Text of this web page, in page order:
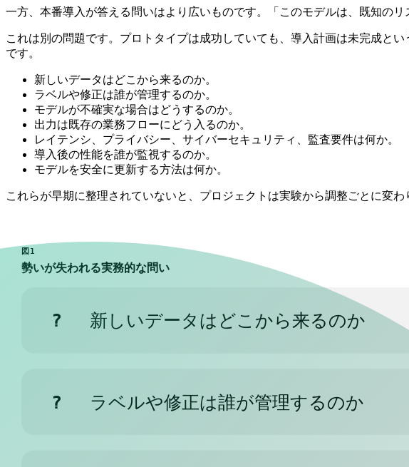
一方、本番導入が答える問いはより広いものです。「このモデルは、既知の
これは別の問題です。プロトタイプは成功していても、導入計画は未完成と
です。
新しいデータはどこから来るのか。
ラベルや修正は誰が管理するのか。
モデルが不確実な場合はどうするのか。
出力は既存の業務フローにどう入るのか。
レイテンシ、プライバシー、サイバーセキュリティ、監査要件は何か。
導入後の性能を誰が監視するのか。
モデルを安全に更新する方法は何か。
これらが早期に整理されていないと、プロジェクトは実験から調整ごとに変わ
図1
勢いが失われる実務的な問い
? 新しいデータはどこから来るのか
? ラベルや修正は誰が管理するのか